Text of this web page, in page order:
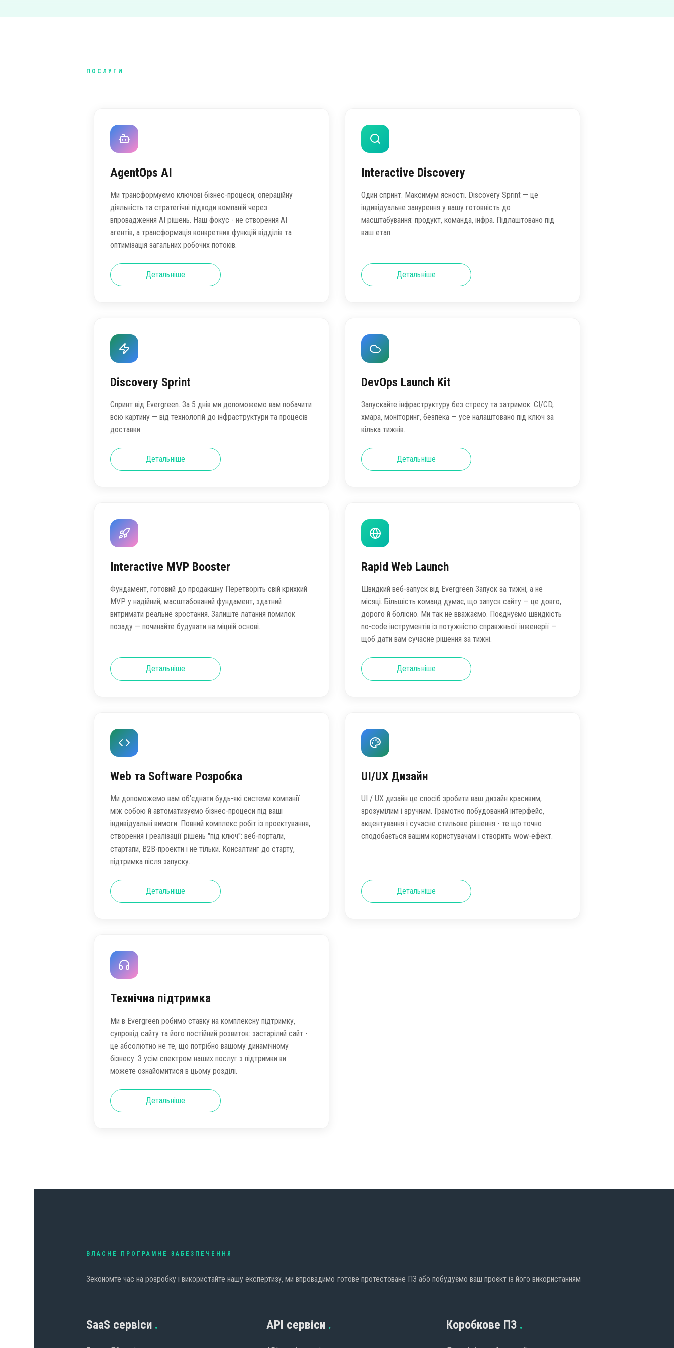
ПОСЛУГИ
AgentOps AI
Ми трансформуємо ключові бізнес-процеси, операційну
діяльність та стратегічні підходи компаній через
впровадження AI рішень. Наш фокус - не створення AI
агентів, а трансформація конкретних функцій відділів та
оптимізація загальних робочих потоків.
Детальніше
Interactive Discovery
Один спринт. Максимум ясності. Discovery Sprint — це
індивідуальне занурення у вашу готовність до
масштабування: продукт, команда, інфра. Підлаштовано під
ваш етап.
Детальніше
Discovery Sprint
Cпринт від Evergreen. За 5 днів ми допоможемо вам побачити
всю картину — від технологій до інфраструктури та процесів
доставки.
Детальніше
DevOps Launch Kit
Запускайте інфраструктуру без стресу та затримок. CI/CD,
хмара, моніторинг, безпека — усе налаштовано під ключ за
кілька тижнів.
Детальніше
Interactive MVP Booster
Фундамент, готовий до продакшну Перетворіть свій крихкий
MVP у надійний, масштабований фундамент, здатний
витримати реальне зростання. Залиште латання помилок
позаду — починайте будувати на міцній основі.
Детальніше
Rapid Web Launch
Швидкий веб-запуск від Evergreen Запуск за тижні, а не
місяці. Більшість команд думає, що запуск сайту — це довго,
дорого й болісно. Ми так не вважаємо. Поєднуємо швидкість
no-code інструментів із потужністю справжньої інженерії —
щоб дати вам сучасне рішення за тижні.
Детальніше
Web та Software Розробка
Ми допоможемо вам об'єднати будь-які системи компанії
між собою й автоматизуємо бізнес-процеси під ваші
індивідуальні вимоги. Повний комплекс робіт із проектування,
створення і реалізації рішень "під ключ": веб-портали,
стартапи, B2B-проекти і не тільки. Консалтинг до старту,
підтримка після запуску.
Детальніше
UI/UX Дизайн
UI / UX дизайн це спосіб зробити ваш дизайн красивим,
зрозумілим і зручним. Грамотно побудований інтерфейс,
акцентування і сучасне стильове рішення - те що точно
сподобається вашим користувачам і створить wow-ефект.
Детальніше
Технічна підтримка
Ми в Evergreen робимо ставку на комплексну підтримку,
супровід сайту та його постійний розвиток: застарілий сайт -
це абсолютно не те, що потрібно вашому динамічному
бізнесу. З усім спектром наших послуг з підтримки ви
можете ознайомитися в цьому розділі.
Детальніше
ВЛАСНЕ ПРОГРАМНЕ ЗАБЕЗПЕЧЕННЯ
Зекономте час на розробку і використайте нашу експертизу, ми впровадимо готове протестоване ПЗ або побудуємо ваш проєкт із його використанням
SaaS сервіси API сервіси Коробкове ПЗ